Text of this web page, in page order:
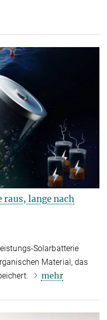
raus, lange nach
Solarbatterie
Material, das
mehr